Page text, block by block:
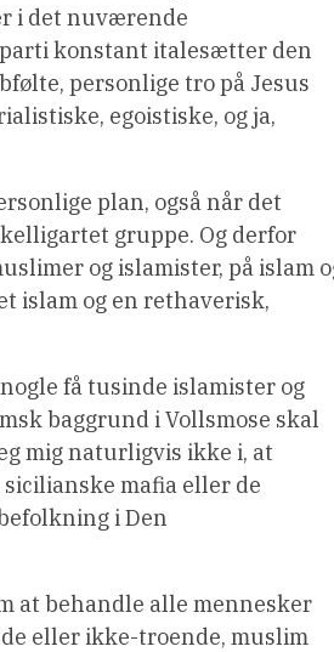
i det nuværende
konstant italesætter den
personlige tro på Jesus
egoistiske, og ja,
plan, også når det
gruppe. Og derfor
og islamister, på islam
islam og en rethaverisk,
få tusinde islamister og
baggrund i Vollsmose skal
mig naturligvis ikke i, at
mafia eller de
i Den
at behandle alle mennesker
eller ikke-troende, muslim